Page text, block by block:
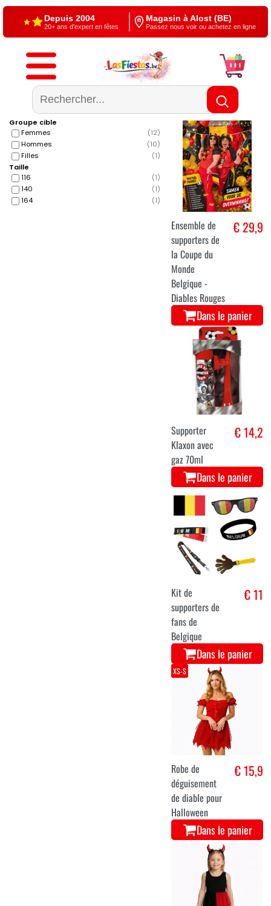
Depuis 2004
20+ ans d'expert en fêtes
Magasin à Alost (BE)
Passez nous voir ou achetez en ligne
À partir de €60 4,5/5 — Google
Groupe cible
Femmes
(12)
Hommes
(10)
Filles
(1)
Taille
116
(1)
140
(1)
164
(1)
Ensemble de
supporters de
la Coupe du
Monde
Belgique -
Diables Rouges
€ 29,9
Dans le panier
Supporter
Klaxon avec
gaz 70ml
€ 14,2
Dans le panier
Kit de
supporters de
fans de
Belgique
€ 11
Dans le panier
XS-S
Robe de
déguisement
de diable pour
Halloween
€ 15,9
Dans le panier